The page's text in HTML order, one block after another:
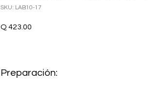
SKU: LAB10-17
Q 423.00
Preparación: